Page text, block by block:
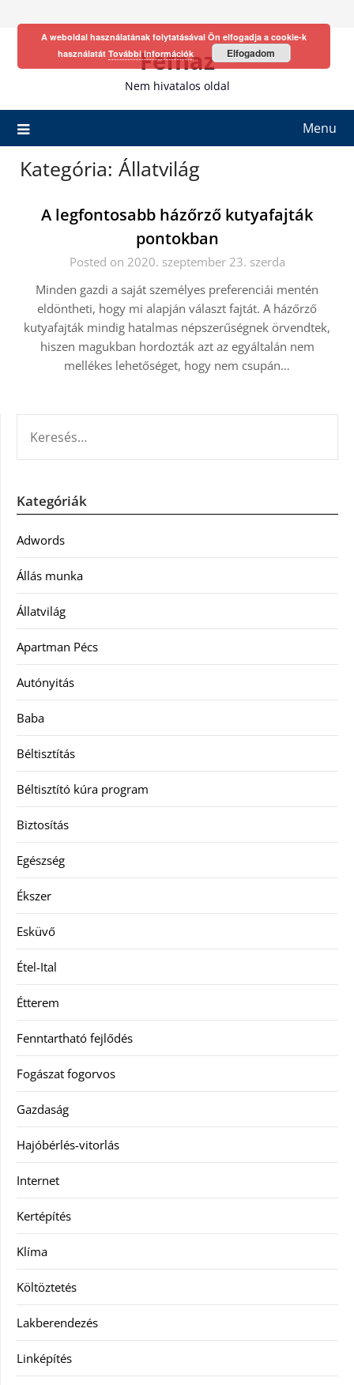
Fefhaz
Nem hivatalos oldal
Menu
Kategória: Állatvilág
A legfontosabb házőrző kutyafajták
pontokban
Posted on 2020. szeptember 23. szerda
Minden gazdi a saját személyes preferenciái mentén
eldöntheti, hogy mi alapján választ fajtát. A házőrző
kutyafajták mindig hatalmas népszerűségnek örvendtek,
hiszen magukban hordozták azt az egyáltalán nem
mellékes lehetőséget, hogy nem csupán…
Kategóriák
Adwords
Állás munka
Állatvilág
Apartman Pécs
Autónyitás
Baba
Béltisztítás
Béltisztító kúra program
Biztosítás
Egészség
Ékszer
Esküvő
Étel-Ital
Étterem
Fenntartható fejlődés
Fogászat fogorvos
Gazdaság
Hajóbérlés-vitorlás
Internet
Kertépítés
Klíma
Költöztetés
Lakberendezés
Linképítés
A weboldal használatának folytatásával Ön elfogadja a cookie-k
használatát További információk Elfogadom